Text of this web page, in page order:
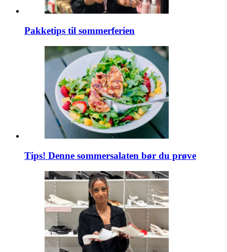
Pakketips til sommerferien
Tips! Denne sommersalaten bør du prøve